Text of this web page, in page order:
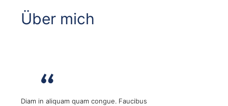
Über mich
Diam in aliquam quam congue. Faucibus